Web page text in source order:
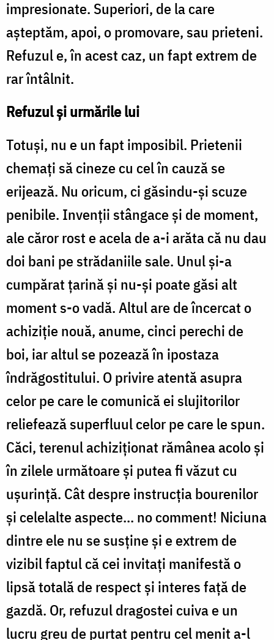
impresionate. Superiori, de la care
așteptăm, apoi, o promovare, sau prieteni.
Refuzul e, în acest caz, un fapt extrem de
rar întâlnit.
Refuzul și urmările lui
Totuși, nu e un fapt imposibil. Prietenii
chemați să cineze cu cel în cauză se
erijează. Nu oricum, ci găsindu-și scuze
penibile. Invenții stângace și de moment,
ale căror rost e acela de a-i arăta că nu dau
doi bani pe strădaniile sale. Unul și-a
cumpărat țarină și nu-și poate găsi alt
moment s-o vadă. Altul are de încercat o
achiziție nouă, anume, cinci perechi de
boi, iar altul se pozează în ipostaza
îndrăgostitului. O privire atentă asupra
celor pe care le comunică ei slujitorilor
reliefează superfluul celor pe care le spun.
Căci, terenul achiziționat rămânea acolo și
în zilele următoare și putea fi văzut cu
ușurință. Cât despre instrucția bourenilor
și celelalte aspecte... no comment! Niciuna
dintre ele nu se susține și e extrem de
vizibil faptul că cei invitați manifestă o
lipsă totală de respect și interes față de
gazdă. Or, refuzul dragostei cuiva e un
lucru greu de purtat pentru cel menit a-l